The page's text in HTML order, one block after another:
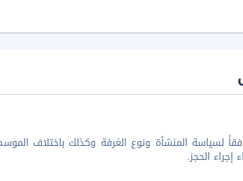
لسياسة المنشأة ونوع الغرفة وكذلك باختلاف
إجراء الحجز.